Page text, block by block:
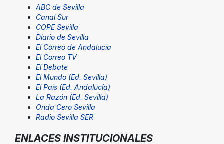
ABC de Sevilla
Canal Sur
COPE Sevilla
Diario de Sevilla
El Correo de Andalucía
El Correo TV
El Debate
El Mundo (Ed. Sevilla)
El País (Ed. Andalucía)
La Razón (Ed. Sevilla)
Onda Cero Sevilla
Radio Sevilla SER
ENLACES INSTITUCIONALES